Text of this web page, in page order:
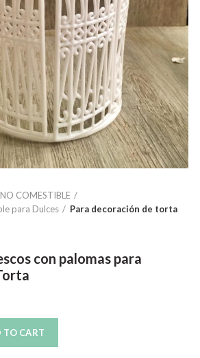
COMESTIBLE
para Dulces
Para decoración de torta
con palomas para
TO CART